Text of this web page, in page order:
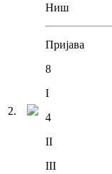
2.
Ниш
Пријава
8
I
4
II
III